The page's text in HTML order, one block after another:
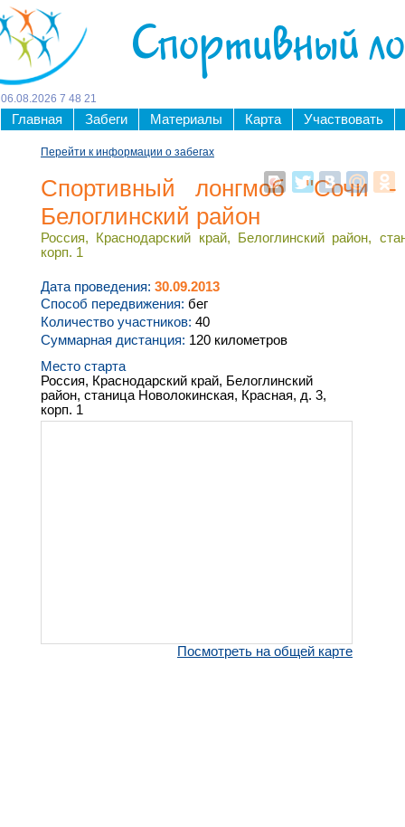
Спортивный
06 08 2026 7 48 22
Главная Забеги Материалы Карта Участвовать
Перейти к информации о забегах
Спортивный лонгмоб
Белоглинский район
Россия, Краснодарский край, Белоглинский район,
корп. 1
Дата проведения: 30.09.2013
Способ передвижения: бег
Количество участников: 40
Суммарная дистанция: 120 километров
Место старта
Россия, Краснодарский край, Белоглинский
район, станица Новолокинская, Красная, д. 3,
корп. 1
Посмотреть на общей карте